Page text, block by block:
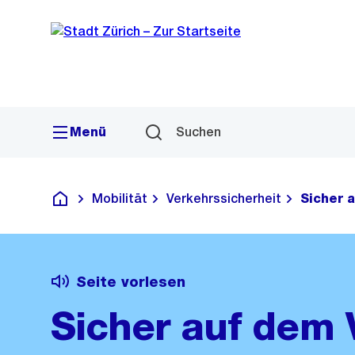
Navigation
Sprunglink
Menü Suchen
Deutsch
Mobilität Verkehrssicherheit Sicher
Seite vorlesen
Sicher auf dem